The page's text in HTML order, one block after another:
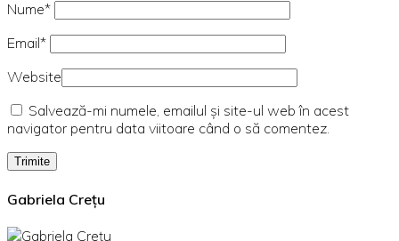
Nume*
Email*
Website
Salvează-mi numele, emailul și site-ul web în acest
navigator pentru data viitoare când o să comentez.
Gabriela Crețu